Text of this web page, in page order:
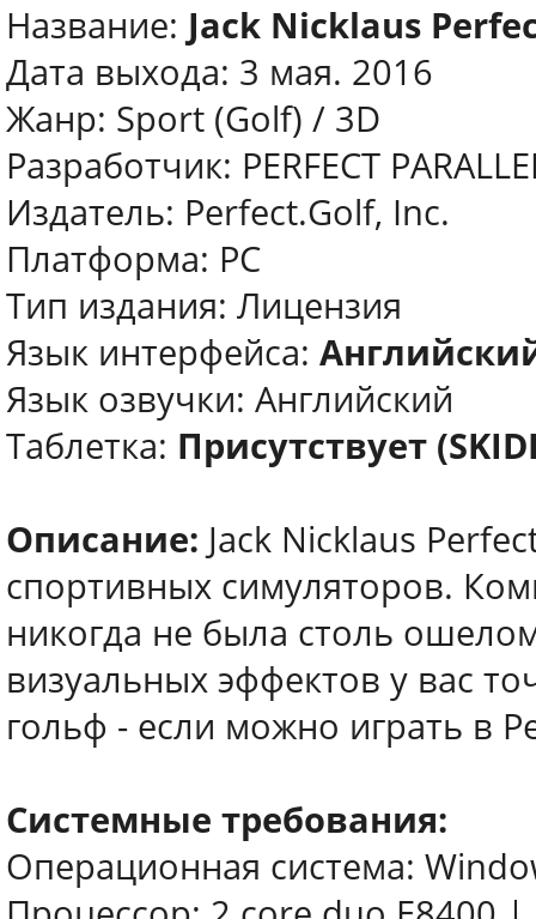
Название: Jack Nicklaus
Дата выхода: 3 мая. 2016
Жанр: Sport (Golf) / 3D
Разработчик: PERFECT
Издатель: Perfect.Golf, Inc.
Платформа: PC
Тип издания: Лицензия
Язык интерфейса:
Язык озвучки: Английский
Таблетка: Присутствует
Описание: Jack Nicklaus
спортивных симуляторов.
никогда не была столь
визуальных эффектов у вас
гольф - если можно играть в
Системные требования:
Операционная система: